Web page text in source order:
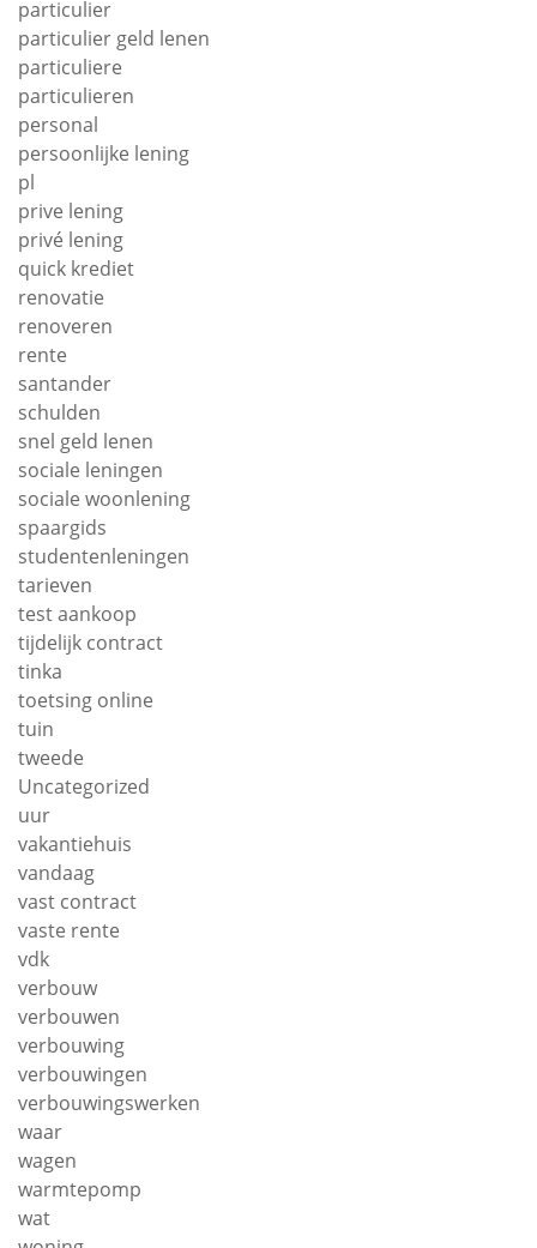
particulier
particulier geld lenen
particuliere
particulieren
personal
persoonlijke lening
pl
prive lening
privé lening
quick krediet
renovatie
renoveren
rente
santander
schulden
snel geld lenen
sociale leningen
sociale woonlening
spaargids
studentenleningen
tarieven
test aankoop
tijdelijk contract
tinka
toetsing online
tuin
tweede
Uncategorized
uur
vakantiehuis
vandaag
vast contract
vaste rente
vdk
verbouw
verbouwen
verbouwing
verbouwingen
verbouwingswerken
waar
wagen
warmtepomp
wat